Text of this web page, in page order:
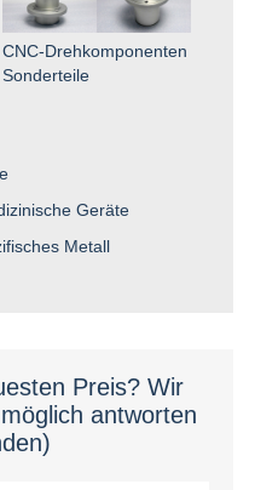
CNC-Drehkomponenten
Sonderteile
Geräte
Metall
Preis? Wir
antworten